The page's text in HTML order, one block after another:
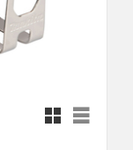
Rutnätsvy
Listvy